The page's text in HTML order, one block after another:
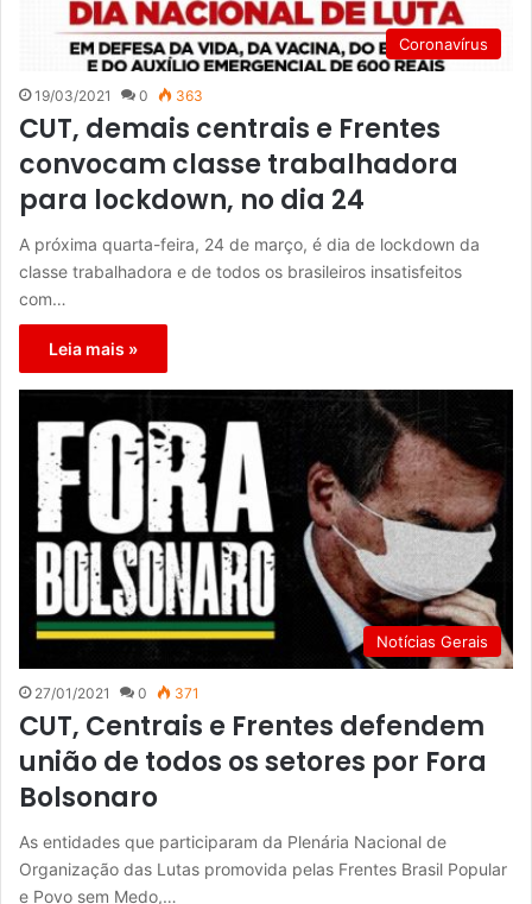
Coronavírus
19/03/2021 0 363
CUT, demais centrais e Frentes
convocam classe trabalhadora
para lockdown, no dia 24
A próxima quarta-feira, 24 de março, é dia de lockdown da
classe trabalhadora e de todos os brasileiros insatisfeitos
com…
Leia mais »
Notícias Gerais
27/01/2021 0 371
CUT, Centrais e Frentes defendem
união de todos os setores por Fora
Bolsonaro
As entidades que participaram da Plenária Nacional de
Organização das Lutas promovida pelas Frentes Brasil Popular
e Povo sem Medo,…